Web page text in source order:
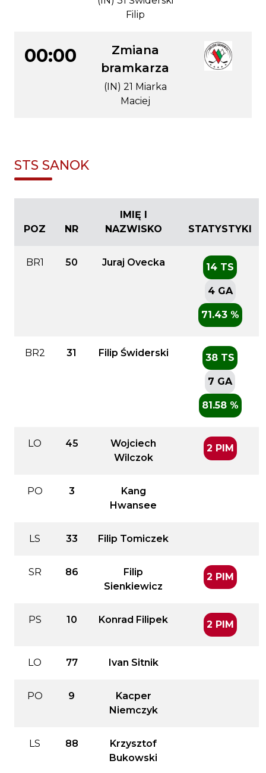
Filip
00:00
Zmiana
bramkarza
(IN) 21 Miarka
Maciej
STS SANOK
POZ NR
IMIĘ I
NAZWISKO
STATYSTYKI
BR1 50 Juraj Ovecka 14 TS
4 GA
71.43 %
BR2 31 Filip Świderski 38 TS
7 GA
81.58 %
LO 45
Wojciech
Wilczok
2 PIM
PO 3
Kang
Hwansee
LS 33 Filip Tomiczek
SR 86
Filip
Sienkiewicz
2 PIM
PS 10 Konrad Filipek 2 PIM
LO 77 Ivan Sitnik
PO 9
Kacper
Niemczyk
LS 88
Krzysztof
Bukowski